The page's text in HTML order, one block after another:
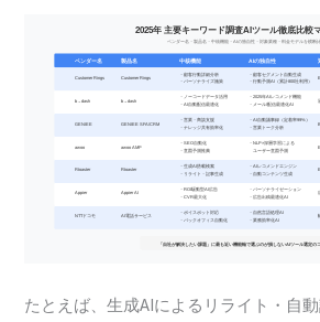
たとえば、生成AIによるリライト・自